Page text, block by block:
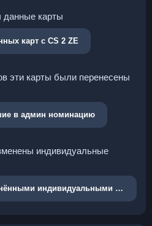
карты
карт с CS 2 ZE
эти карты были перенесены
в админ номинацию
индивидуальные
индивидуальными